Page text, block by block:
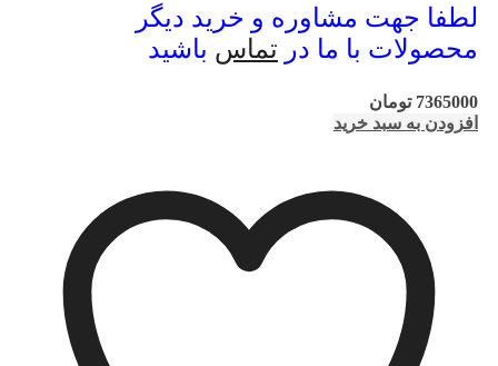
لطفا جهت مشاوره و خرید دیگر
محصولات با ما در تماس باشید
7365000 تومان
افزودن به سبد خرید